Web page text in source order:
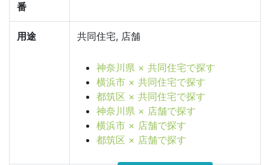
番
用途 共同住宅, 店舗
神奈川県 × 共同住宅で探す
横浜市 × 共同住宅で探す
都筑区 × 共同住宅で探す
神奈川県 × 店舗で探す
横浜市 × 店舗で探す
都筑区 × 店舗で探す